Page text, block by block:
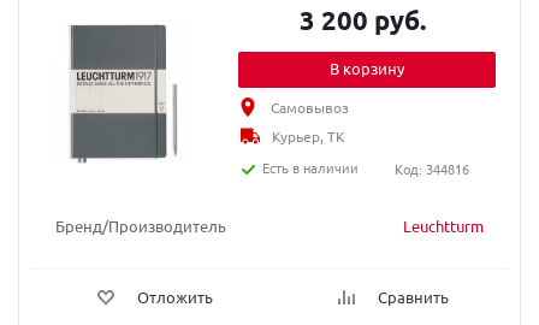
Бренд/Производитель Leuchtturm
Отложить Сравнить
3 200 руб.
В корзину
Самовывоз
Курьер, ТК
Есть в наличии
Код: 344816